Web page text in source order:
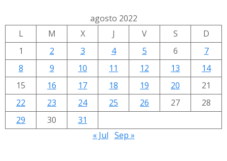
agosto 2022
L
M X J V S
D
1
2 3 4 5 6
7
8
9 10 11 12 13
14
15
16 17 18 19 20
21
22
23 24 25 26 27
28
29
30
31
« Jul Sep »